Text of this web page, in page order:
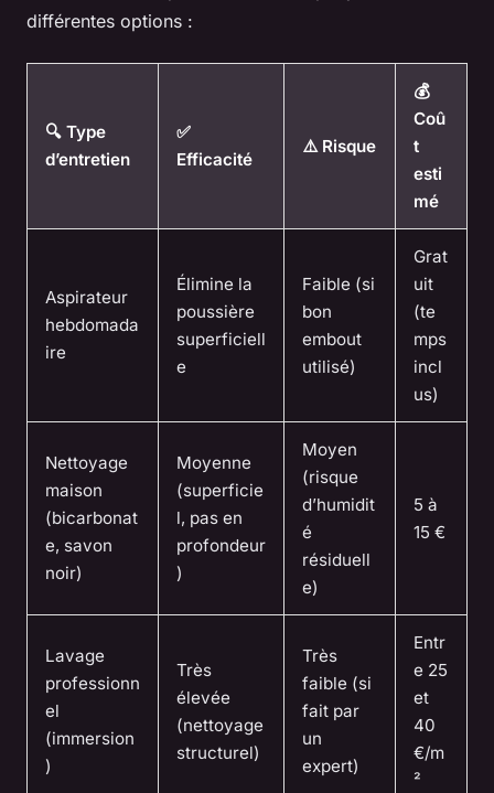
différentes options :
🔍 Type
d’entretien
✅
Efficacité
⚠️ Risque
💰
Coû
t
esti
mé
Aspirateur
hebdomada
ire
Élimine la
poussière
superficiell
e
Faible (si
bon
embout
utilisé)
Grat
uit
(te
mps
incl
us)
Nettoyage
maison
(bicarbonat
e, savon
noir)
Moyenne
(superficie
l, pas en
profondeur
)
Moyen
(risque
d’humidit
é
résiduell
e)
5 à
15 €
Lavage
professionn
el
(immersion
)
Très
élevée
(nettoyage
structurel)
Très
faible (si
fait par
un
expert)
Entr
e 25
et
40
€/m
²